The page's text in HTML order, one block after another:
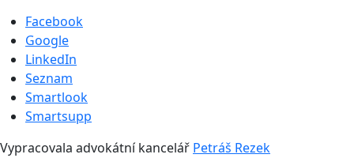
Facebook
Google
LinkedIn
Seznam
Smartlook
Smartsupp
Vypracovala advokátní kancelář Petráš Rezek